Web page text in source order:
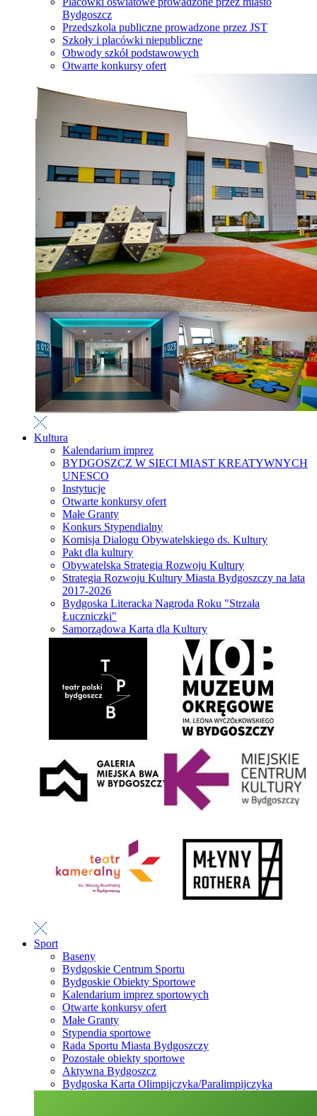
Bydgoszcz
Przedszkola publiczne prowadzone przez JST
Szkoły i placówki niepubliczne
Obwody szkół podstawowych
Otwarte konkursy ofert
Kultura
Kalendarium imprez
BYDGOSZCZ W SIECI MIAST KREATYWNYCH
UNESCO
Instytucje
Otwarte konkursy ofert
Małe Granty
Konkurs Stypendialny
Komisja Dialogu Obywatelskiego ds. Kultury
Pakt dla kultury
Obywatelska Strategia Rozwoju Kultury
Strategia Rozwoju Kultury Miasta Bydgoszczy na lata
2017-2026
Bydgoska Literacka Nagroda Roku "Strzała
Łuczniczki"
Samorządowa Karta dla Kultury
Sport
Baseny
Bydgoskie Centrum Sportu
Bydgoskie Obiekty Sportowe
Kalendarium imprez sportowych
Otwarte konkursy ofert
Małe Granty
Stypendia sportowe
Rada Sportu Miasta Bydgoszczy
Pozostałe obiekty sportowe
Aktywna Bydgoszcz
Bydgoska Karta Olimpijczyka/Paralimpijczyka